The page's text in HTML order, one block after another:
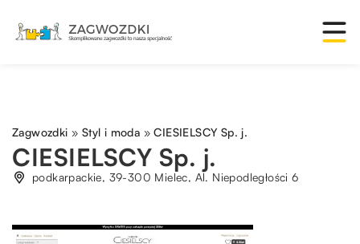
Zagwozdki » Styl i moda »CIESIELSCY Sp. j.
CIESIELSCY Sp. j.
podkarpackie, 39-300 Mielec, Al. Niepodległości 6